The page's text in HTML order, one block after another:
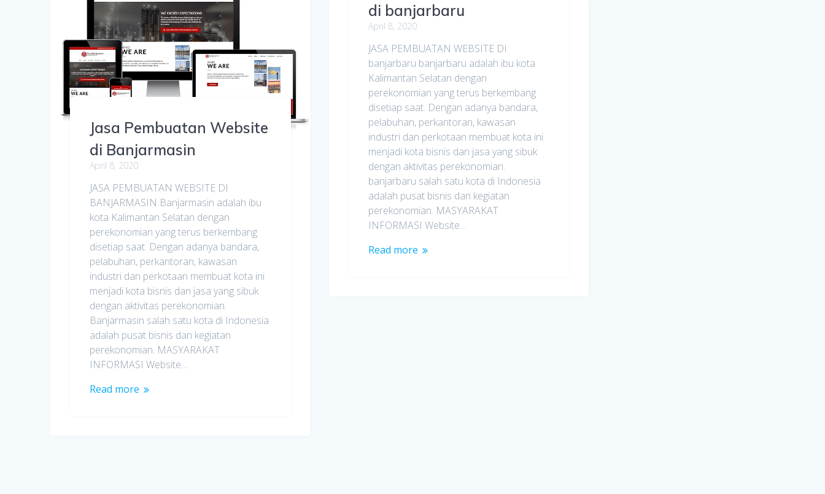
Jasa Pembuatan Website
di Banjarmasin
April 8, 2020
JASA PEMBUATAN WEBSITE DI
BANJARMASIN Banjarmasin adalah ibu
kota Kalimantan Selatan dengan
perekonomian yang terus berkembang
disetiap saat. Dengan adanya bandara,
pelabuhan, perkantoran, kawasan
industri dan perkotaan membuat kota ini
menjadi kota bisnis dan jasa yang sibuk
dengan aktivitas perekonomian.
Banjarmasin salah satu kota di Indonesia
adalah pusat bisnis dan kegiatan
perekonomian. MASYARAKAT
INFORMASI Website…
Read more
di banjarbaru
April 8, 2020
JASA PEMBUATAN WEBSITE DI
banjarbaru banjarbaru adalah ibu kota
Kalimantan Selatan dengan
perekonomian yang terus berkembang
disetiap saat. Dengan adanya bandara,
pelabuhan, perkantoran, kawasan
industri dan perkotaan membuat kota ini
menjadi kota bisnis dan jasa yang sibuk
dengan aktivitas perekonomian.
banjarbaru salah satu kota di Indonesia
adalah pusat bisnis dan kegiatan
perekonomian. MASYARAKAT
INFORMASI Website…
Read more